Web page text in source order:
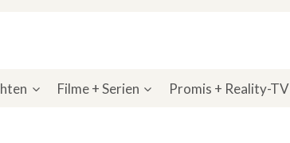
Filme + Serien Promis + Reality-TV